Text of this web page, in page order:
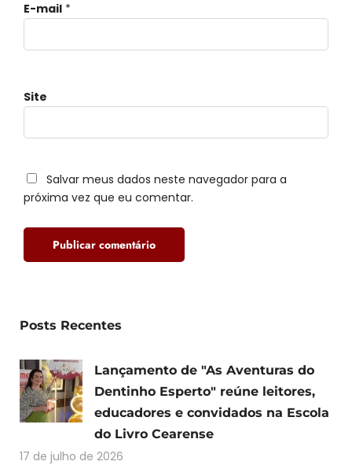
E-mail *
Site
Salvar meus dados neste navegador para a
próxima vez que eu comentar.
Posts Recentes
Lançamento de "As Aventuras do
Dentinho Esperto" reúne leitores,
educadores e convidados na Escola
do Livro Cearense
17 de julho de 2026